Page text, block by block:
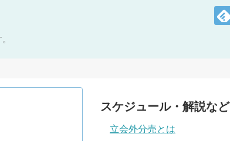
スケジュール・解説など
立会外分売とは